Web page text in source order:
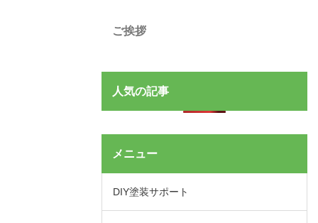
ご挨拶
人気の記事
メニュー
DIY塗装サポート